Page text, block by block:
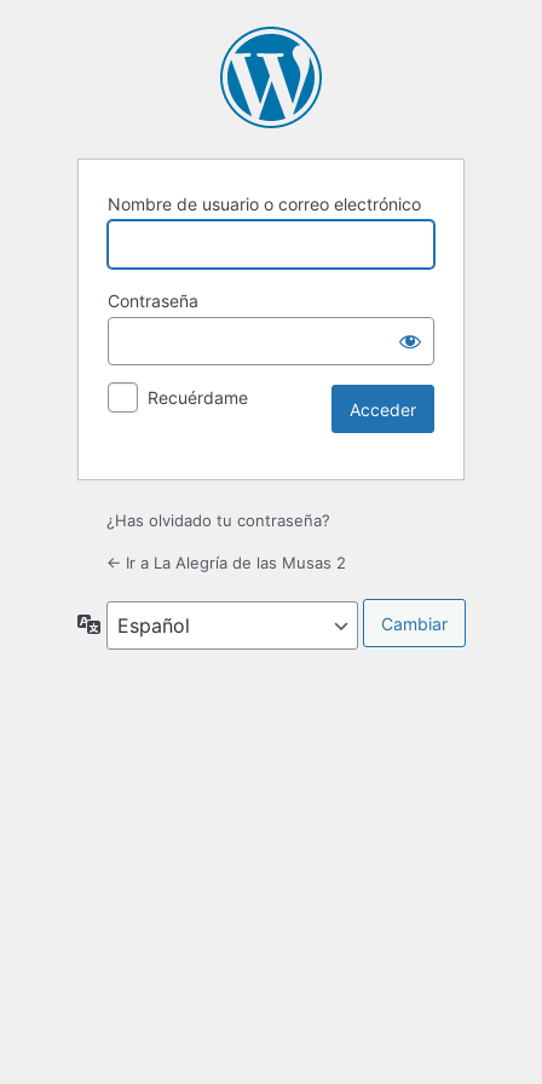
Nombre de usuario o correo electrónico
Contraseña
Recuérdame
¿Has olvidado tu contraseña?
← Ir a La Alegría de las Musas 2
Idioma